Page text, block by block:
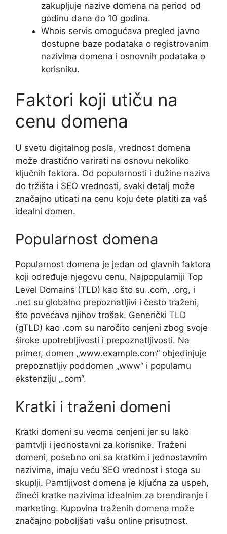
zakupljuje nazive domena na period od
godinu dana do 10 godina.
Whois servis omogućava pregled javno
dostupne baze podataka o registrovanim
nazivima domena i osnovnih podataka o
korisniku.
Faktori koji utiču na
cenu domena
U svetu digitalnog posla, vrednost domena
može drastično varirati na osnovu nekoliko
ključnih faktora. Od popularnosti i dužine naziva
do tržišta i SEO vrednosti, svaki detalj može
značajno uticati na cenu koju ćete platiti za vaš
idealni domen.
Popularnost domena
Popularnost domena je jedan od glavnih faktora
koji određuje njegovu cenu. Najpopularniji Top
Level Domains (TLD) kao što su .com, .org, i
.net su globalno prepoznatljivi i često traženi,
što povećava njihov trošak. Generički TLD
(gTLD) kao .com su naročito cenjeni zbog svoje
široke upotrebljivosti i prepoznatljivosti. Na
primer, domen „www.example.com“ objedinjuje
prepoznatljiv poddomen „www“ i popularnu
ekstenziju „.com“.
Kratki i traženi domeni
Kratki domeni su veoma cenjeni jer su lako
pamtvlji i jednostavni za korisnike. Traženi
domeni, posebno oni sa kratkim i jednostavnim
nazivima, imaju veću SEO vrednost i stoga su
skuplji. Pamtljivost domena je ključna za uspeh,
čineći kratke nazivima idealnim za brendiranje i
marketing. Kupovina traženih domena može
značajno poboljšati vašu online prisutnost.